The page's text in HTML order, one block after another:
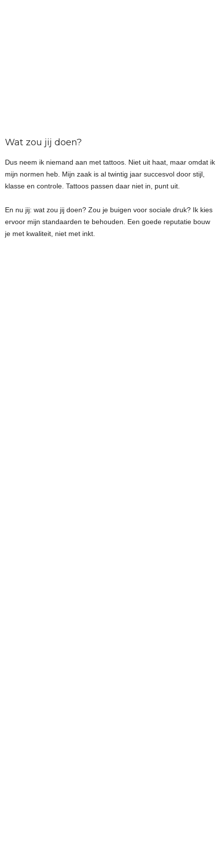
Wat zou jij doen?
Dus neem ik niemand aan met tattoos. Niet uit haat, maar omdat ik
mijn normen heb. Mijn zaak is al twintig jaar succesvol door stijl,
klasse en controle. Tattoos passen daar niet in, punt uit.
En nu jij: wat zou jij doen? Zou je buigen voor sociale druk? Ik kies
ervoor mijn standaarden te behouden. Een goede reputatie bouw
je met kwaliteit, niet met inkt.